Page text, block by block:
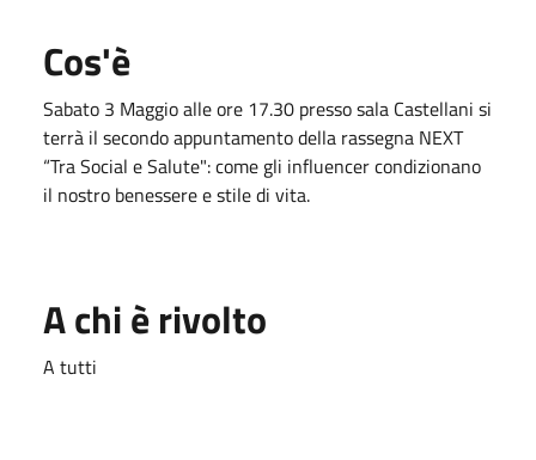
Cos'è
Sabato 3 Maggio alle ore 17.30 presso sala Castellani si
terrà il secondo appuntamento della rassegna NEXT
“Tra Social e Salute": come gli influencer condizionano
il nostro benessere e stile di vita.
A chi è rivolto
A tutti